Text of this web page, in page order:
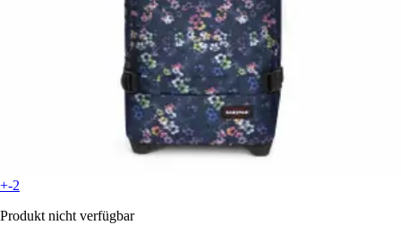
+-2
Produkt nicht verfügbar